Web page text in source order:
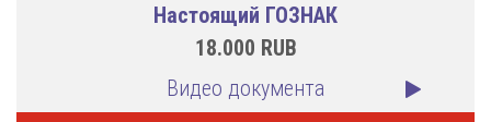
Настоящий ГОЗНАК
18.000 RUB
Видео документа